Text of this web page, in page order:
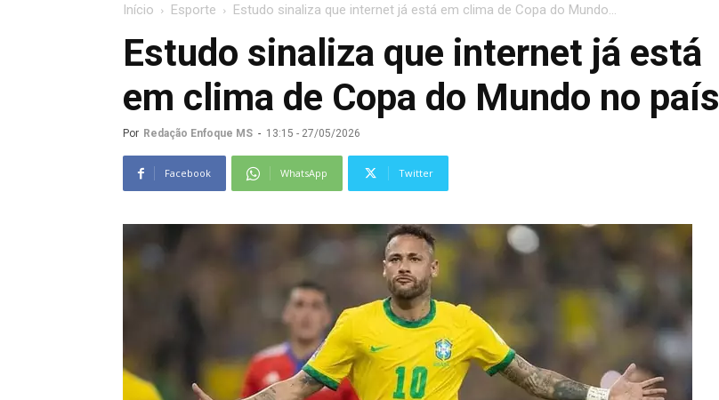
Início Esporte Estudo sinaliza que internet já está em clima de Copa do Mundo...
Estudo sinaliza que internet já está
em clima de Copa do Mundo no país
Por Redação Enfoque MS - 13:15 - 27/05/2026
Facebook WhatsApp Twitter